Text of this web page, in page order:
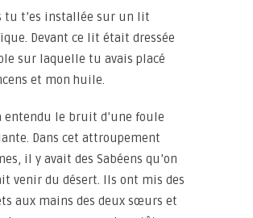
tu t’es installée sur un lit
Devant ce lit était dressée
sur laquelle tu avais placé
et mon huile.
entendu le bruit d’une foule
Dans cet attroupement
il y avait des Sabéens qu’on
venir du désert. Ils ont mis des
aux mains des deux sœurs et